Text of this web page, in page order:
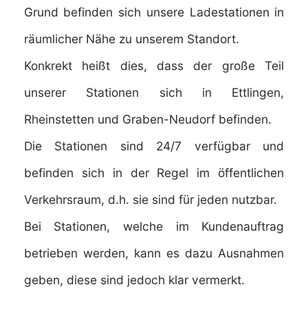
Grund befinden sich unsere Ladestationen in
räumlicher Nähe zu unserem Standort.
Konkrekt heißt dies, dass der große Teil
unserer Stationen sich in Ettlingen,
Rheinstetten und Graben-Neudorf befinden.
Die Stationen sind 24/7 verfügbar und
befinden sich in der Regel im öffentlichen
Verkehrsraum, d.h. sie sind für jeden nutzbar.
Bei Stationen, welche im Kundenauftrag
betrieben werden, kann es dazu Ausnahmen
geben, diese sind jedoch klar vermerkt.